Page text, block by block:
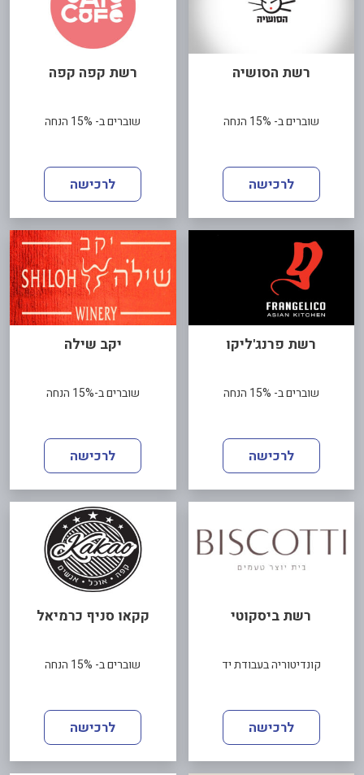
רשת הסושיה
שוברים ב- 15% הנחה
לרכישה
רשת קפה קפה
שוברים ב- 15% הנחה
לרכישה
רשת פרנג'ליקו
שוברים ב- 15% הנחה
לרכישה
יקב שילה
שוברים ב-15% הנחה
לרכישה
רשת ביסקוטי
קונדיטוריה בעבודת יד
לרכישה
קקאו סניף כרמיאל
שוברים ב- 15% הנחה
לרכישה